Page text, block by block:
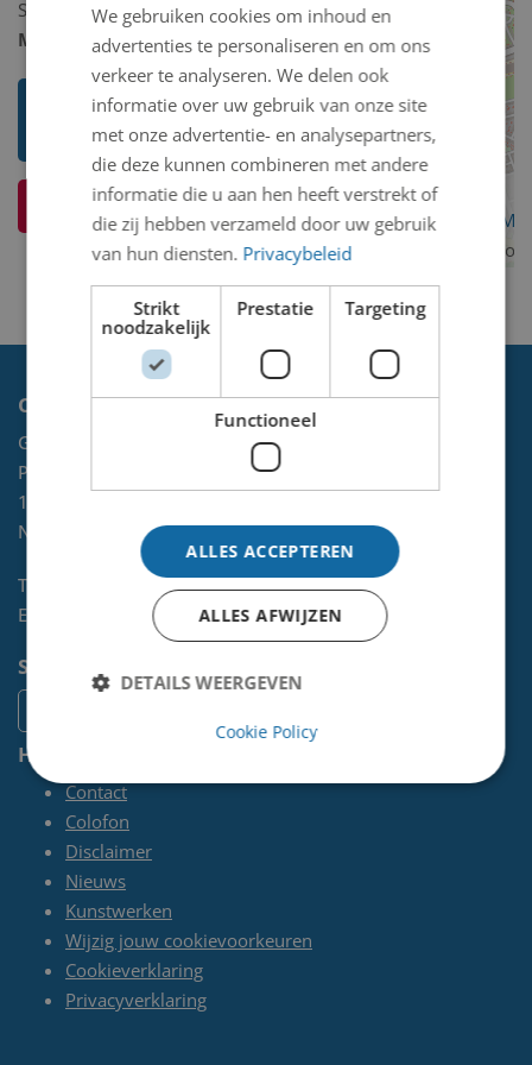
Schilderij/tekening/grafiek/foto/streetart
Model 2D/3D: 2D binnen
Toon mij meer werken van Paul
Peter Otto Harrie (Paul) Höhner
Ik weet meer over dit kunstwerk
Contact
Gemeente Velsen
Postbus 465
1970 AL
NL
Telefoon:
0255-567 200
E-mail:
kunst@velsen.nl
Socials
Handige pagina's
Contact
Colofon
Disclaimer
Nieuws
Kunstwerken
Wijzig jouw cookievoorkeuren
Cookieverklaring
Privacyverklaring
We gebruiken cookies om inhoud en
advertenties te personaliseren en om ons
verkeer te analyseren. We delen ook
informatie over uw gebruik van onze site
met onze advertentie- en analysepartners,
die deze kunnen combineren met andere
informatie die u aan hen heeft verstrekt of
die zij hebben verzameld door uw gebruik
van hun diensten. Privacybeleid
Strikt
noodzakelijk
Prestatie Targeting
Functioneel
ALLES ACCEPTEREN
ALLES AFWIJZEN
DETAILS WEERGEVEN
Cookie Policy